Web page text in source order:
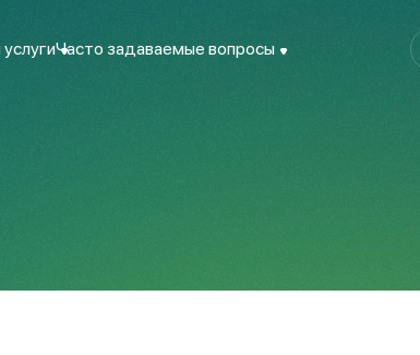
Часто задаваемые вопросы